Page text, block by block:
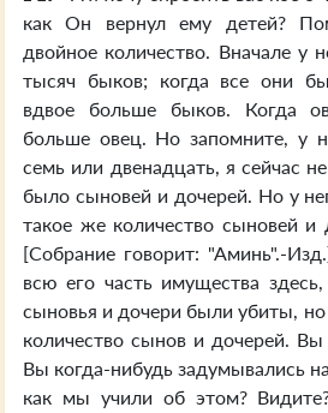
как Он вернул ему детей?
двойное количество. Вначале у
тысяч быков; когда все они
вдвое больше быков. Когда
больше овец. Но запомните, у
семь или двенадцать, я сейчас
было сыновей и дочерей. Но у
такое же количество сыновей и
[Собрание говорит: "Аминь".-
всю его часть имущества
сыновья и дочери были убиты,
количество сынов и дочерей.
Вы когда-нибудь задумывались
как мы учили об этом?